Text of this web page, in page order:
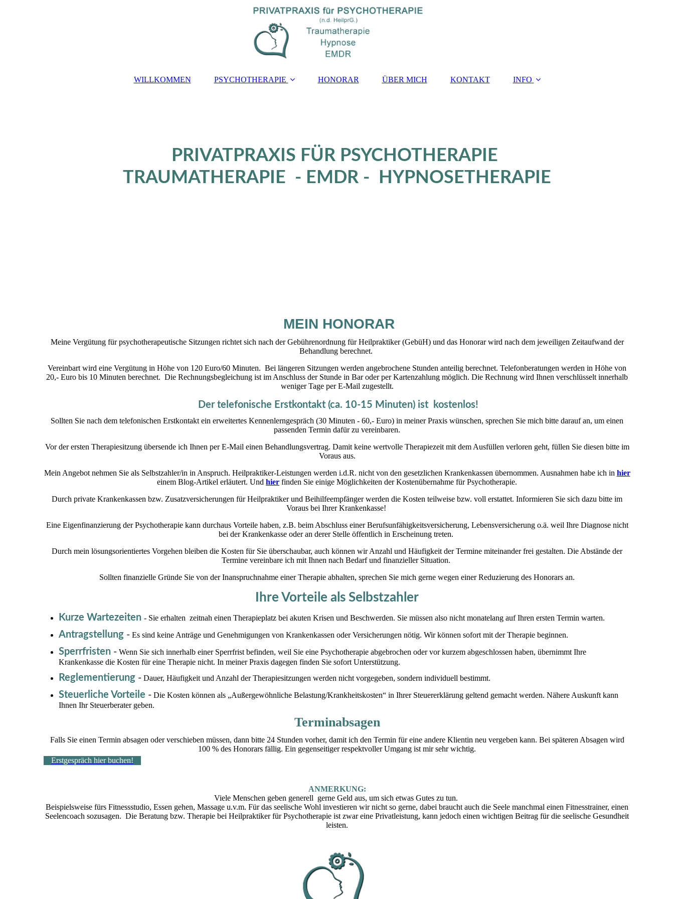
WILLKOMMEN PSYCHOTHERAPIE HONORAR ÜBER MICH KONTAKT INFO
PRIVATPRAXIS FÜR PSYCHOTHERAPIE
TRAUMATHERAPIE - EMDR - HYPNOSETHERAPIE
MEIN HONORAR
Meine Vergütung für psychotherapeutische Sitzungen richtet sich nach der Gebührenordnung für Heilpraktiker (GebüH) und das Honorar wird nach dem jeweiligen Zeitaufwand der
Behandlung berechnet.
Vereinbart wird eine Vergütung in Höhe von 120 Euro/60 Minuten. Bei längeren Sitzungen werden angebrochene Stunden anteilig berechnet. Telefonberatungen werden in Höhe von
20,- Euro bis 10 Minuten berechnet. Die Rechnungsbegleichung ist im Anschluss der Stunde in Bar oder per Kartenzahlung möglich. Die Rechnung wird Ihnen verschlüsselt innerhalb
weniger Tage per E-Mail zugestellt.
Der telefonische Erstkontakt (ca. 10-15 Minuten) ist kostenlos!
Sollten Sie nach dem telefonischen Erstkontakt ein erweitertes Kennenlerngespräch (30 Minuten - 60,- Euro) in meiner Praxis wünschen, sprechen Sie mich bitte darauf an, um einen
passenden Termin dafür zu vereinbaren.
Vor der ersten Therapiesitzung übersende ich Ihnen per E-Mail einen Behandlungsvertrag. Damit keine wertvolle Therapiezeit mit dem Ausfüllen verloren geht, füllen Sie diesen bitte im
Voraus aus.
Mein Angebot nehmen Sie als Selbstzahler/in in Anspruch. Heilpraktiker-Leistungen werden i.d.R. nicht von den gesetzlichen Krankenkassen übernommen. Ausnahmen habe ich in hier
einem Blog-Artikel erläutert. Und hier finden Sie einige Möglichkeiten der Kostenübernahme für Psychotherapie.
Durch private Krankenkassen bzw. Zusatzversicherungen für Heilpraktiker und Beihilfeempfänger werden die Kosten teilweise bzw. voll erstattet. Informieren Sie sich dazu bitte im
Voraus bei Ihrer Krankenkasse!
Eine Eigenfinanzierung der Psychotherapie kann durchaus Vorteile haben, z.B. beim Abschluss einer Berufsunfähigkeitsversicherung, Lebensversicherung o.ä. weil Ihre Diagnose nicht
bei der Krankenkasse oder an derer Stelle öffentlich in Erscheinung treten.
Durch mein lösungsorientiertes Vorgehen bleiben die Kosten für Sie überschaubar, auch können wir Anzahl und Häufigkeit der Termine miteinander frei gestalten. Die Abstände der
Termine vereinbare ich mit Ihnen nach Bedarf und finanzieller Situation.
Sollten finanzielle Gründe Sie von der Inanspruchnahme einer Therapie abhalten, sprechen Sie mich gerne wegen einer Reduzierung des Honorars an.
Ihre Vorteile als Selbstzahler
Kurze Wartezeiten - Sie erhalten zeitnah einen Therapieplatz bei akuten Krisen und Beschwerden. Sie müssen also nicht monatelang auf Ihren ersten Termin warten.
Antragstellung - Es sind keine Anträge und Genehmigungen von Krankenkassen oder Versicherungen nötig. Wir können sofort mit der Therapie beginnen.
Sperrfristen - Wenn Sie sich innerhalb einer Sperrfrist befinden, weil Sie eine Psychotherapie abgebrochen oder vor kurzem abgeschlossen haben, übernimmt Ihre
Krankenkasse die Kosten für eine Therapie nicht. In meiner Praxis dagegen finden Sie sofort Unterstützung.
Reglementierung - Dauer, Häufigkeit und Anzahl der Therapiesitzungen werden nicht vorgegeben, sondern individuell bestimmt.
Steuerliche Vorteile - Die Kosten können als „Außergewöhnliche Belastung/Krankheitskosten“ in Ihrer Steuererklärung geltend gemacht werden. Nähere Auskunft kann
Ihnen Ihr Steuerberater geben.
Terminabsagen
Falls Sie einen Termin absagen oder verschieben müssen, dann bitte 24 Stunden vorher, damit ich den Termin für eine andere Klientin neu vergeben kann. Bei späteren Absagen wird
100 % des Honorars fällig. Ein gegenseitiger respektvoller Umgang ist mir sehr wichtig.
Erstgespräch hier buchen!
ANMERKUNG:
Viele Menschen geben generell gerne Geld aus, um sich etwas Gutes zu tun.
Beispielsweise fürs Fitnessstudio, Essen gehen, Massage u.v.m. Für das seelische Wohl investieren wir nicht so gerne, dabei braucht auch die Seele manchmal einen Fitnesstrainer, einen
Seelencoach sozusagen. Die Beratung bzw. Therapie bei Heilpraktiker für Psychotherapie ist zwar eine Privatleistung, kann jedoch einen wichtigen Beitrag für die seelische Gesundheit
leisten.